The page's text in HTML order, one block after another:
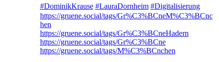
#DominikKrause #LauraDornheim #Digitalisierung
https://gruene.social/tags/Gr%C3%BCneM%C3%BCnc
hen
https://gruene.social/tags/Gr%C3%BCneHadern
https://gruene.social/tags/Gr%C3%BCne
https://gruene.social/tags/M%C3%BCnchen